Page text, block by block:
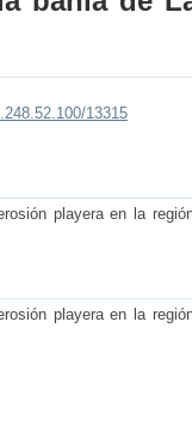
13315
playera en la
playera en la